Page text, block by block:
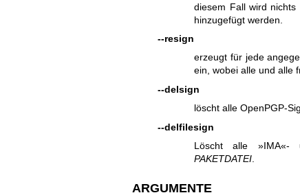
diesem Fall wird nichts
hinzugefügt werden.
--resign
erzeugt für jede
ein, wobei alle und alle
--delsign
löscht alle OpenPGP-
--delfilesign
Löscht alle »IMA«-
PAKETDATEI
ARGUMENTE